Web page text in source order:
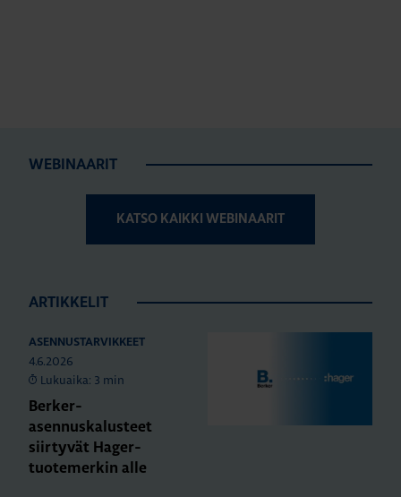
WEBINAARIT
KATSO KAIKKI WEBINAARIT
ARTIKKELIT
ASENNUSTARVIKKEET
4.6.2026
Lukuaika: 3 min
Berker-
asennuskalusteet
siirtyvät Hager-
tuotemerkin alle